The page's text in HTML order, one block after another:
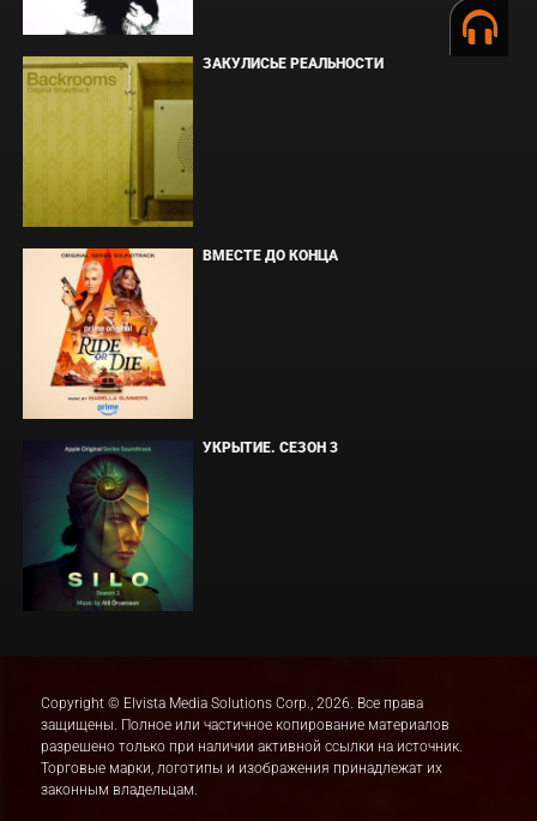
ЗАКУЛИСЬЕ РЕАЛЬНОСТИ
ВМЕСТЕ ДО КОНЦА
УКРЫТИЕ. СЕЗОН 3
Copyright © Elvista Media Solutions Corp., 2026. Все права
защищены. Полное или частичное копирование материалов
разрешено только при наличии активной ссылки на источник.
Торговые марки, логотипы и изображения принадлежат их
законным владельцам.